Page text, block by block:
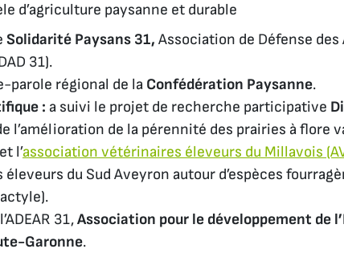
d’agriculture paysanne et durable
Solidarité Paysans 31, Association de Défense
31).
parole régional de la Confédération Paysanne.
: a suivi le projet de recherche participative
l’amélioration de la pérennité des prairies à flore
l’association vétérinaires éleveurs du Millavois
du Sud Aveyron autour d’espèces
31,Association pour le développement de
Garonne.